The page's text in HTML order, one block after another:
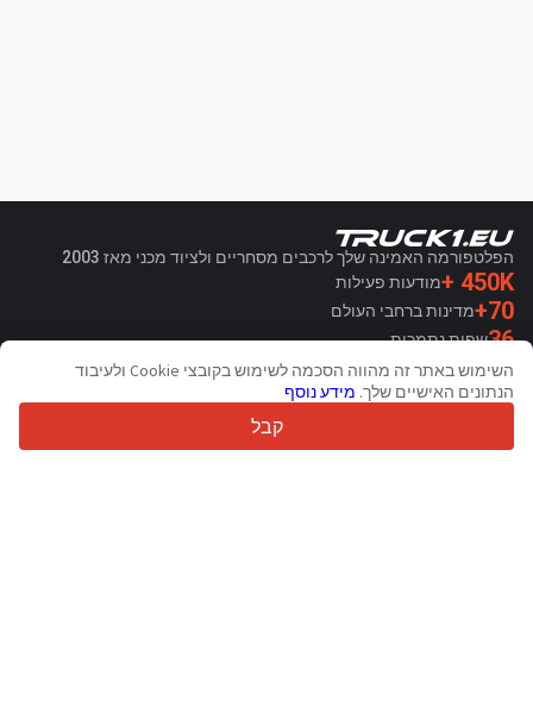
הפלטפורמה האמינה שלך לרכבים מסחריים ולציוד מכני מאז 2003
450K + מודעות פעילות
70+ מדינות ברחבי העולם
36שפות נתמכות
4.7/5
Trustpilot
השימוש באתר זה מהווה הסכמה לשימוש בקובצי Cookie ולעיבוד
הנתונים האישיים שלך. מידע נוסף
קבל